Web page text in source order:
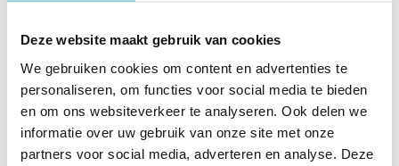
Deze website maakt gebruik van cookies
We gebruiken cookies om content en advertenties te
personaliseren, om functies voor social media te bieden
en om ons websiteverkeer te analyseren. Ook delen we
informatie over uw gebruik van onze site met onze
partners voor social media, adverteren en analyse. Deze
DaaS, vous gagnez du temps, commettez moins
continuellement à jour pour pouvoir vous adapter à
l’évolution rapide de l’économie.
Partager sur les réseaux sociaux